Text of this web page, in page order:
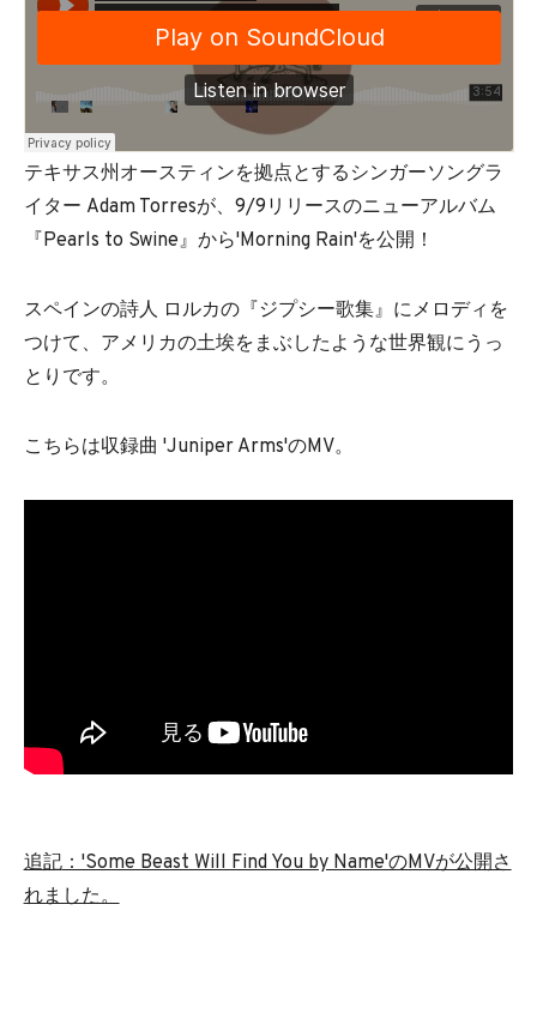
テキサス州オースティンを拠点とするシンガーソングラ
イター Adam Torresが、9/9リリースのニューアルバム
『Pearls to Swine』から'Morning Rain'を公開！
スペインの詩人 ロルカの『ジプシー歌集』にメロディを
つけて、アメリカの土埃をまぶしたような世界観にうっ
とりです。
こちらは収録曲 'Juniper Arms'のMV。
追記：'Some Beast Will Find You by Name'のMVが公開さ
れました。